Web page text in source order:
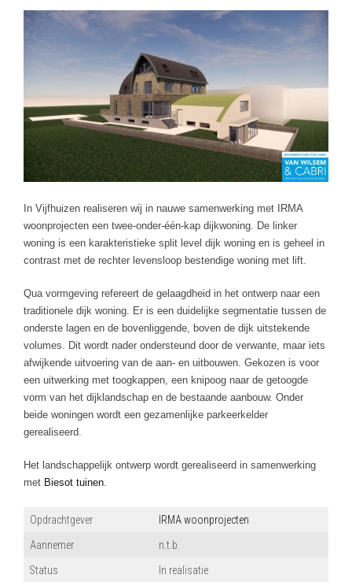
In Vijfhuizen realiseren wij in nauwe samenwerking met IRMA
woonprojecten een twee-onder-één-kap dijkwoning. De linker
woning is een karakteristieke split level dijk woning en is geheel in
contrast met de rechter levensloop bestendige woning met lift.
Qua vormgeving refereert de gelaagdheid in het ontwerp naar een
traditionele dijk woning. Er is een duidelijke segmentatie tussen de
onderste lagen en de bovenliggende, boven de dijk uitstekende
volumes. Dit wordt nader ondersteund door de verwante, maar iets
afwijkende uitvoering van de aan- en uitbouwen. Gekozen is voor
een uitwerking met toogkappen, een knipoog naar de getoogde
vorm van het dijklandschap en de bestaande aanbouw. Onder
beide woningen wordt een gezamenlijke parkeerkelder
gerealiseerd.
Het landschappelijk ontwerp wordt gerealiseerd in samenwerking
met Biesot tuinen.
Opdrachtgever
IRMA woonprojecten
Aannemer
n.t.b.
Status
In realisatie